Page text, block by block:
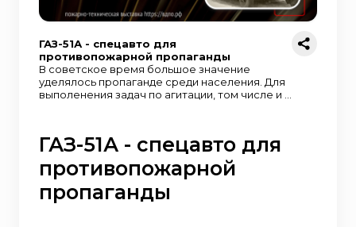
ГАЗ-51А - спецавто для
противопожарной пропаганды
В советское время большое значение
уделялось пропаганде среди населения. Для
выполенения задач по агитации, том числе и в
дополнительное оснащение: 1. На шасси
автомобиля монтировался специальный
кузов автобусного типа, в котором
размещалось необходимое оборудование и
аппаратура для демонстрации кинофильмов,
ГАЗ-51А - спецавто для
противопожарной
пропаганды